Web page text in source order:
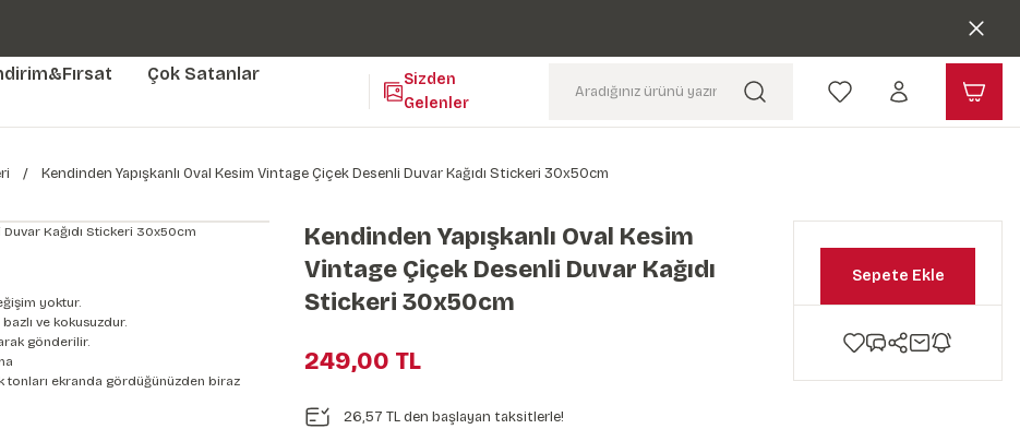
Kendinden Yapışkanlı Kolay Uygulanan Duvar Kağıtları😇
Çok Satanlar
Sizden
Gelenler
Kendinden Yapışkanlı Oval Kesim Vintage Çiçek Desenli Duvar Kağıdı Stickeri 30x50cm
yoktur.
ve kokusuzdur.
gönderilir.
tonları ekranda gördüğünüzden biraz
Kendinden Yapışkanlı Oval Kesim
Vintage Çiçek Desenli Duvar Kağıdı
Stickeri 30x50cm
249,00 TL
26,57 TL den başlayan taksitlerle!
Sepete Ekle